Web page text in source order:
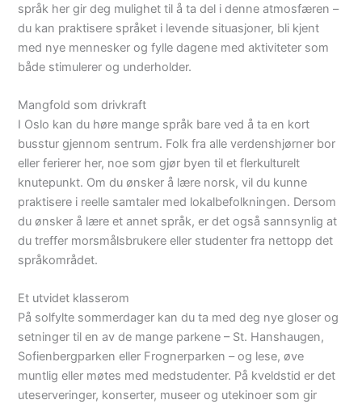
språk her gir deg mulighet til å ta del i denne atmosfæren –
du kan praktisere språket i levende situasjoner, bli kjent
med nye mennesker og fylle dagene med aktiviteter som
både stimulerer og underholder.
Mangfold som drivkraft
I Oslo kan du høre mange språk bare ved å ta en kort
busstur gjennom sentrum. Folk fra alle verdenshjørner bor
eller ferierer her, noe som gjør byen til et flerkulturelt
knutepunkt. Om du ønsker å lære norsk, vil du kunne
praktisere i reelle samtaler med lokalbefolkningen. Dersom
du ønsker å lære et annet språk, er det også sannsynlig at
du treffer morsmålsbrukere eller studenter fra nettopp det
språkområdet.
Et utvidet klasserom
På solfylte sommerdager kan du ta med deg nye gloser og
setninger til en av de mange parkene – St. Hanshaugen,
Sofienbergparken eller Frognerparken – og lese, øve
muntlig eller møtes med medstudenter. På kveldstid er det
uteserveringer, konserter, museer og utekinoer som gir